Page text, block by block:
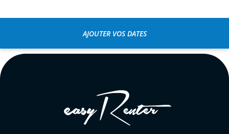
AJOUTER VOS DATES